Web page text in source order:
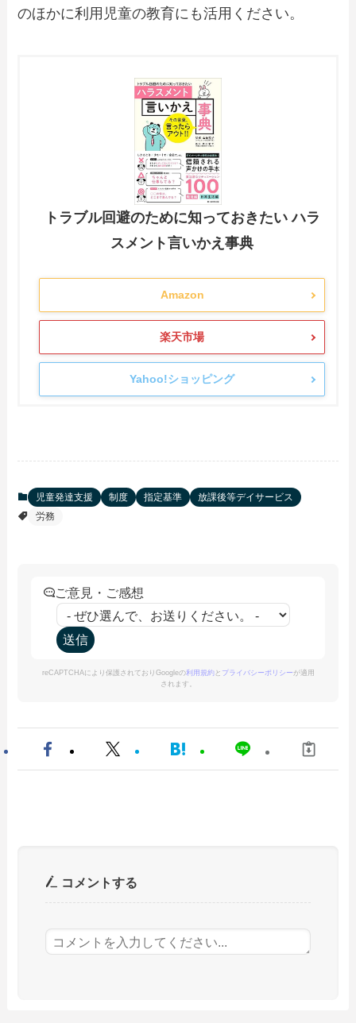
のほかに利用児童の教育にも活用ください。
トラブル回避のために知っておきたい ハラ
スメント言いかえ事典
Amazon
楽天市場
Yahoo!ショッピング
ご意見・ご感想
reCAPTCHAにより保護されておりGoogleの利用規約と プライバシーポリシーが適用
されます。
児童発達支援 制度 指定基準
放課後等デイサービス
労務
コメントする